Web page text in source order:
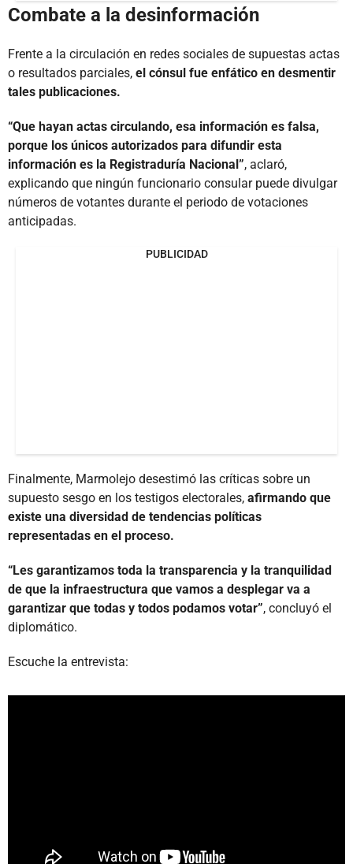
Combate a la desinformación
Frente a la circulación en redes sociales de supuestas actas
o resultados parciales, el cónsul fue enfático en desmentir
tales publicaciones.
“Que hayan actas circulando, esa información es falsa,
porque los únicos autorizados para difundir esta
información es la Registraduría Nacional”, aclaró,
explicando que ningún funcionario consular puede divulgar
números de votantes durante el periodo de votaciones
anticipadas.
PUBLICIDAD
Finalmente, Marmolejo desestimó las críticas sobre un
supuesto sesgo en los testigos electorales, afirmando que
existe una diversidad de tendencias políticas
representadas en el proceso.
“Les garantizamos toda la transparencia y la tranquilidad
de que la infraestructura que vamos a desplegar va a
garantizar que todas y todos podamos votar”, concluyó el
diplomático.
Escuche la entrevista: